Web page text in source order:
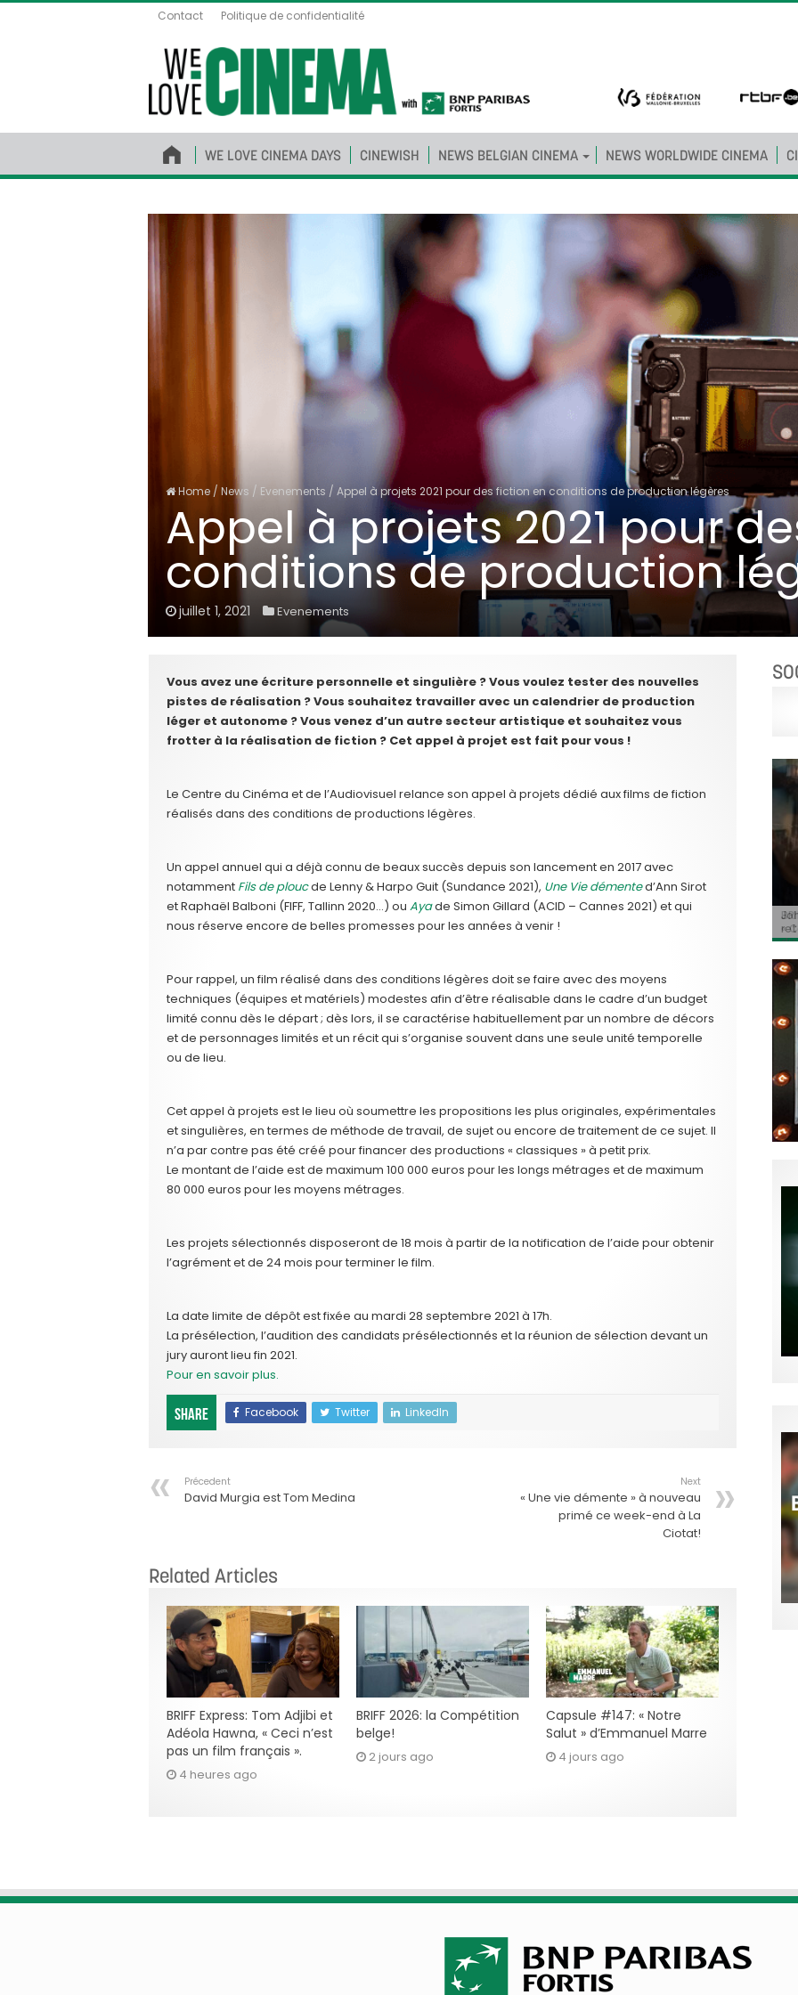
Contact Politique de confidentialité
WE LOVE CINEMA DAYS CINEWISH NEWS BELGIAN CINEMA NEWS WORLDWIDE CINEMA
Home / News / Evenements / Appel à projets 2021 pour des fiction en conditions de production légères
Appel à projets 2021 pour
conditions de production
juillet 1, 2021 Evenements
Vous avez une écriture personnelle et singulière ? Vous voulez tester des nouvelles
pistes de réalisation ? Vous souhaitez travailler avec un calendrier de production
léger et autonome ? Vous venez d’un autre secteur artistique et souhaitez vous
frotter à la réalisation de fiction ? Cet appel à projet est fait pour vous !
Le Centre du Cinéma et de l’Audiovisuel relance son appel à projets dédié aux films de fiction
réalisés dans des conditions de productions légères.
Un appel annuel qui a déjà connu de beaux succès depuis son lancement en 2017 avec
notamment Fils de ploucde Lenny & Harpo Guit (Sundance 2021), Une Vie démented’Ann Sirot
et Raphaël Balboni (FIFF, Tallinn 2020…) ou Ayade Simon Gillard (ACID – Cannes 2021) et qui
nous réserve encore de belles promesses pour les années à venir !
Pour rappel, un film réalisé dans des conditions légères doit se faire avec des moyens
techniques (équipes et matériels) modestes afin d’être réalisable dans le cadre d’un budget
limité connu dès le départ ; dès lors, il se caractérise habituellement par un nombre de décors
et de personnages limités et un récit qui s’organise souvent dans une seule unité temporelle
ou de lieu.
Cet appel à projets est le lieu où soumettre les propositions les plus originales, expérimentales
et singulières, en termes de méthode de travail, de sujet ou encore de traitement de ce sujet. Il
n’a par contre pas été créé pour financer des productions « classiques » à petit prix.
Le montant de l’aide est de maximum 100 000 euros pour les longs métrages et de maximum
80 000 euros pour les moyens métrages.
Les projets sélectionnés disposeront de 18 mois à partir de la notification de l’aide pour obtenir
l’agrément et de 24 mois pour terminer le film.
La date limite de dépôt est fixée au mardi 28 septembre 2021 à 17h.
La présélection, l’audition des candidats présélectionnés et la réunion de sélection devant un
jury auront lieu fin 2021.
Pour en savoir plus.
Share Facebook Twitter LinkedIn
Précedent
David Murgia est Tom Medina
Next
« Une vie démente » à nouveau
primé ce week-end à La
Ciotat!
Related Articles
BRIFF Express: Tom Adjibi et
Adéola Hawna, « Ceci n’est
pas un film français ».
4 heures ago
BRIFF 2026: la Compétition
belge!
2 jours ago
Capsule #147: « Notre
Salut » d’Emmanuel Marre
4 jours ago
«
du
«